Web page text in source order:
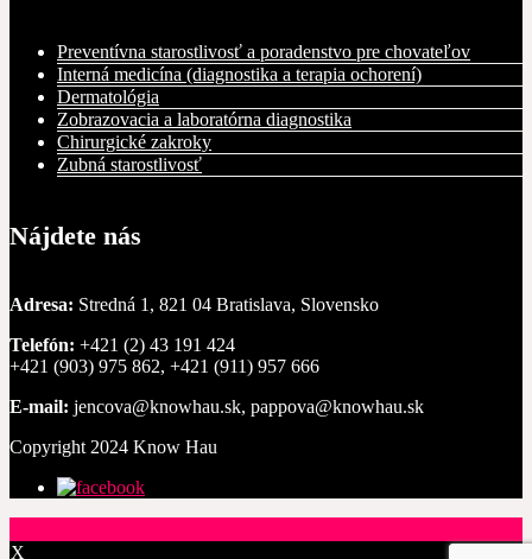
Preventívna starostlivosť a poradenstvo pre chovateľov
Interná medicína (diagnostika a terapia ochorení)
Dermatológia
Zobrazovacia a laboratórna diagnostika
Chirurgické zakroky
Zubná starostlivosť
Nájdete nás
Adresa: Stredná 1, 821 04 Bratislava, Slovensko
Telefón: +421 (2) 43 191 424
+421 (903) 975 862, +421 (911) 957 666
E-mail: jencova@knowhau.sk, pappova@knowhau.sk
Copyright 2024 Know Hau
X